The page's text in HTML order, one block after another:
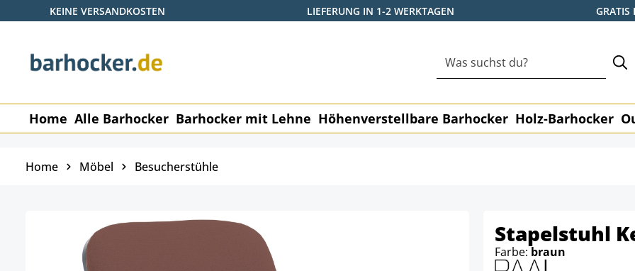
Hauptinhalt springen
Zur Suche springen
Zur Hauptnavigation springen
KEINE VERSANDKOSTEN LIEFERUNG IN 1-2 WERKTAGEN GRATIS
Home Alle Barhocker Barhocker mit Lehne Höhenverstellbare Barhocker Holz-Barhocker
Home Möbel Besucherstühle
Stapelstuhl
Farbe: braun